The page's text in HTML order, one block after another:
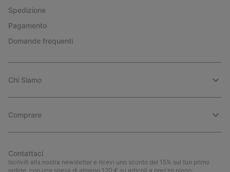
Spedizione
Pagamento
Domande frequenti
Chi Siamo
Comprare
Contattaci
Iscriviti alla nostra newsletter e ricevi uno sconto del 15% sul tuo primo
ordine, con una spesa di almeno 120 € su articoli a prezzo pieno.